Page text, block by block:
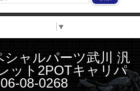
▼
シャルパーツ武川 汎
ット2POTキャリパ
08-0268